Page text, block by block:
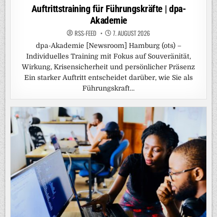
in
Auftrittstraining für Führungskräfte | dpa-
Akademie
RSS-FEED 7. AUGUST 2026
dpa-Akademie [Newsroom] Hamburg (ots) –
Individuelles Training mit Fokus auf Souveränität,
Wirkung, Krisensicherheit und persönlicher Präsenz
Ein starker Auftritt entscheidet darüber, wie Sie als
Führungskraft…